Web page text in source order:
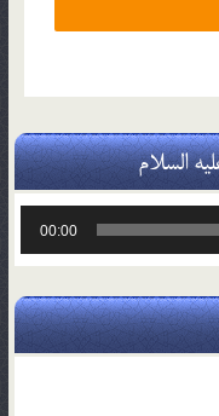
السلام
00:00